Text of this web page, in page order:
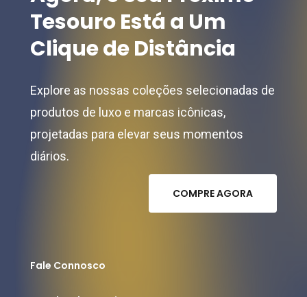
TesouroEstá a Um
CliquedeDistância
Explore as nossas coleções selecionadas de
produtos de luxo e marcas icônicas,
projetadas para elevar seus momentos
diários.
COMPREAGORA
Fale Connosco